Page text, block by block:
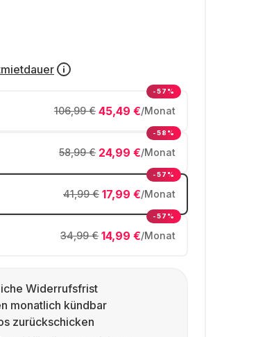
45,49 €/Monat
106,99 €
-57%
24,99 €/Monat
58,99 €
-58%
17,99 €/Monat
41,99 €
-57%
14,99 €/Monat
34,99 €
-57%
Widerrufsfrist
monatlich kündbar
zurückschicken